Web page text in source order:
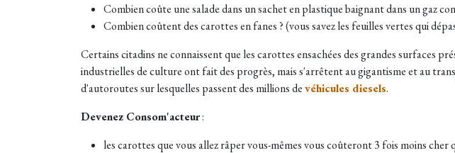
Combien coûte une salade dans un sachet en plastique baignant dans un gaz
Combien coûtent des carottes en fanes ? (vous savez les feuilles vertes qui
Certains citadins ne connaissent que les carottes ensachées des grandes surfaces
industrielles de culture ont fait des progrès, mais s'arrêtent au gigantisme et au
d'autoroutes sur lesquelles passent des millions devéhicules diesels.
Devenez Consom'acteur:
les carottes que vous allez râper vous-mêmes vous coûteront 3 fois moins cher